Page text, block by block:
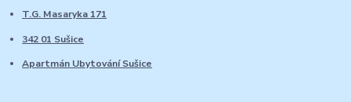
T.G. Masaryka 171
342 01 Sušice
Apartmán Ubytování Sušice